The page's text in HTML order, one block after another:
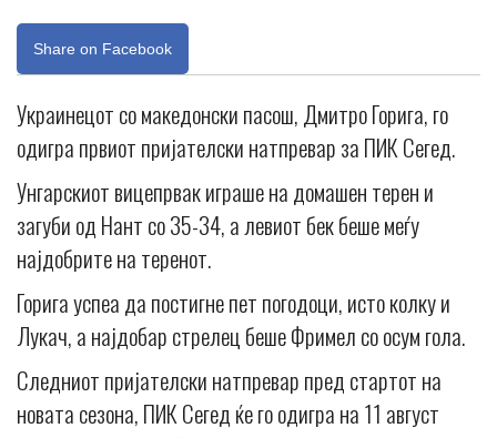
Share on Facebook
Украинецот со македонски пасош, Дмитро Горига, го
одигра првиот пријателски натпревар за ПИК Сегед.
Унгарскиот вицепрвак играше на домашен терен и
загуби од Нант со 35-34, а левиот бек беше меѓу
најдобрите на теренот.
Горига успеа да постигне пет погодоци, исто колку и
Лукач, а најдобар стрелец беше Фримел со осум гола.
Следниот пријателски натпревар пред стартот на
новата сезона, ПИК Сегед ќе го одигра на 11 август